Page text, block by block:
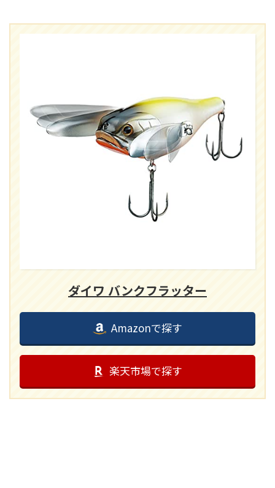
ダイワ バンクフラッター
Amazonで探す
楽天市場で探す